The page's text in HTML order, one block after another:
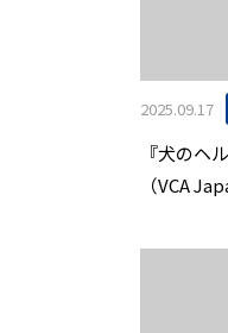
2025.09.17
『犬のヘ
（VCA